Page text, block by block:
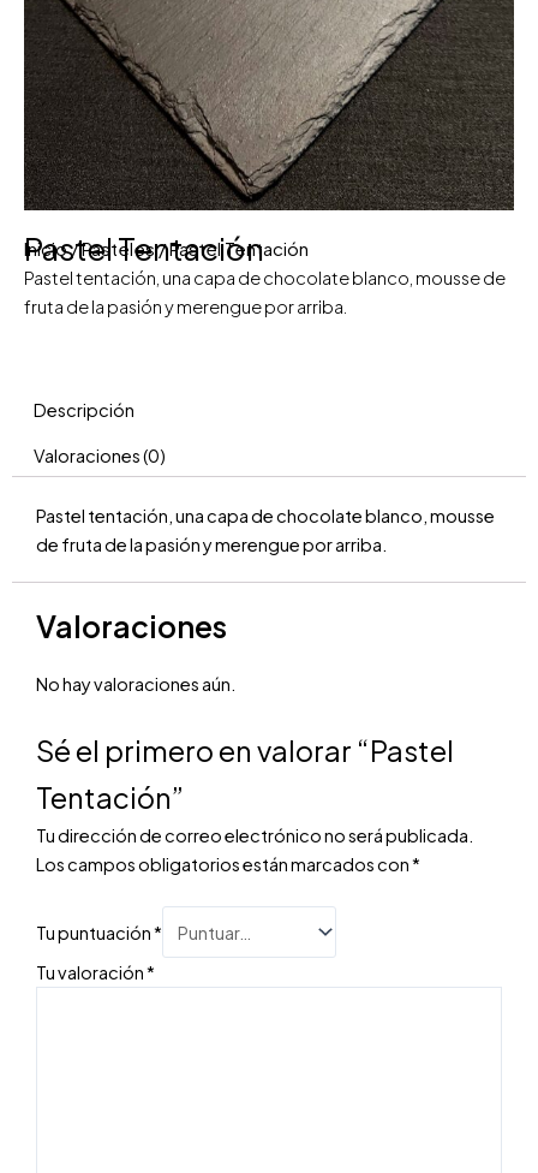
Inicio/Pasteles/ Pastel Tentación
Pastel Tentación
Pastel tentación, una capa de chocolate blanco, mousse de
fruta de la pasión y merengue por arriba.
Descripción
Valoraciones (0)
Pastel tentación, una capa de chocolate blanco, mousse
de fruta de la pasión y merengue por arriba.
Valoraciones
No hay valoraciones aún.
Sé el primero en valorar “Pastel
Tentación”
Tu dirección de correo electrónico no será publicada.
Los campos obligatorios están marcados con*
Tu puntuación*
Tu valoración*